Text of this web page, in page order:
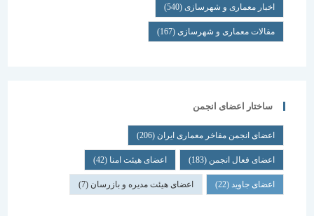
اخبار معماری و شهرسازی(540)
مقالات معماری و شهرسازی(167)
ساختار اعضای انجمن
اعضای انجمن مفاخر معماری ایران (206)
اعضای فعال انجمن(183) اعضای هیئت امنا(42)
اعضای جاوید(22) اعضای هیئت مدیره و بازرسان(7)